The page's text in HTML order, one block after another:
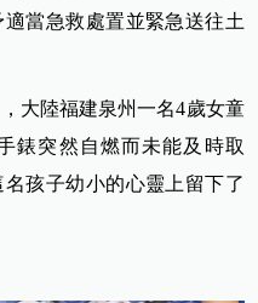
當急救處置並緊急送往土
大陸福建泉州一名4歲女童
錶突然自燃而未能及時取
孩子幼小的心靈上留下了